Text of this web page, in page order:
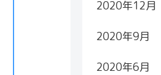
2020年12月
2020年9月
2020年6月